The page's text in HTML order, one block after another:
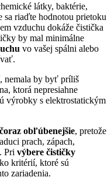
látky, baktérie,
sa riaďte hodnotou prietoku
vzduchu dokáže čistička
by mal minimálne
vo vašej spálni alebo
nemala by byť príliš
ktorá nepresiahne
výrobky s elektrostatickým
obľúbenejšie, pretože
prach, zápach,
Pri výbere čističky
kritérií, ktoré sú
zariadenia.